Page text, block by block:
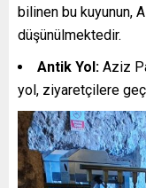
bilinen bu kuyunun,
düşünülmektedir.
Antik Yol: Aziz
yol, ziyaretçilere